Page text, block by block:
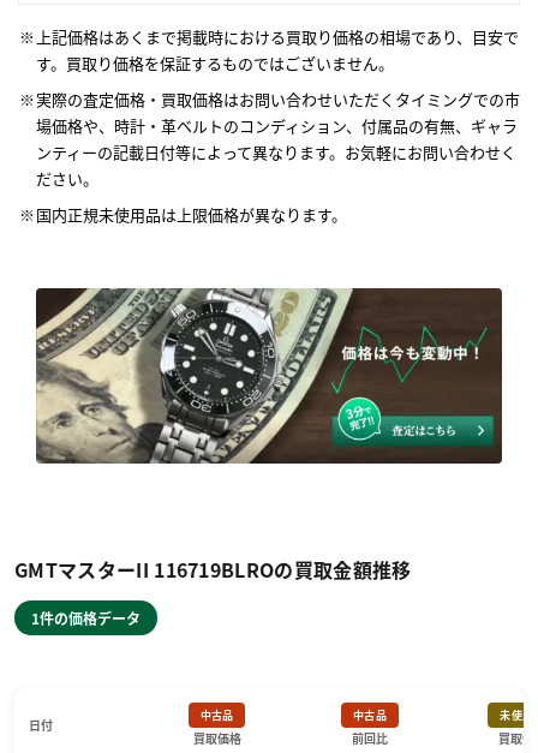
上記価格はあくまで掲載時における買取り価格の相場であり、目安で
す。買取り価格を保証するものではございません。
実際の査定価格・買取価格はお問い合わせいただくタイミングでの市
場価格や、時計・革ベルトのコンディション、付属品の有無、ギャラ
ンティーの記載日付等によって異なります。お気軽にお問い合わせく
ださい。
国内正規未使用品は上限価格が異なります。
GMTマスターII 116719BLROの買取金額推移
1件の価格データ
日付
中古品
買取価格
中古品
前回比
未使用
買取価